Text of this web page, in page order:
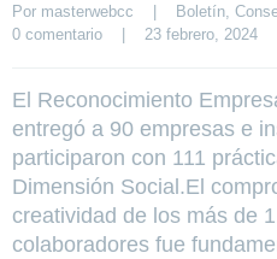
Por masterwebcc | Boletín
0 comentario
| 23 febrero, 2024
El Reconocimiento
entregó a 90 empresas e
participaron con 111
Dimensión Social.El
creatividad de los más de
colaboradores fue